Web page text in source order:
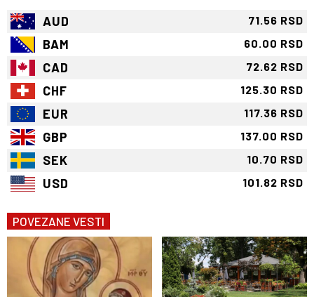
AUD 71.56 RSD
BAM 60.00 RSD
CAD 72.62 RSD
CHF 125.30 RSD
EUR 117.36 RSD
GBP 137.00 RSD
SEK 10.70 RSD
USD 101.82 RSD
POVEZANE VESTI